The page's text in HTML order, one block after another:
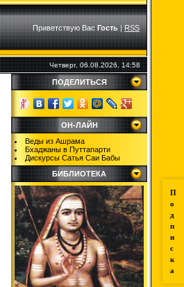
Приветствую Вас Гость|RSS
Четверг, 06.08.2026, 14:58
П
о
д
п
и
с
к
а
ПОДЕЛИТЬСЯ
ОН-ЛАЙН
Веды из Ашрама
Бхаджаны в Путтапарти
Дискурсы Сатья Саи Бабы
БИБЛИОТЕКА